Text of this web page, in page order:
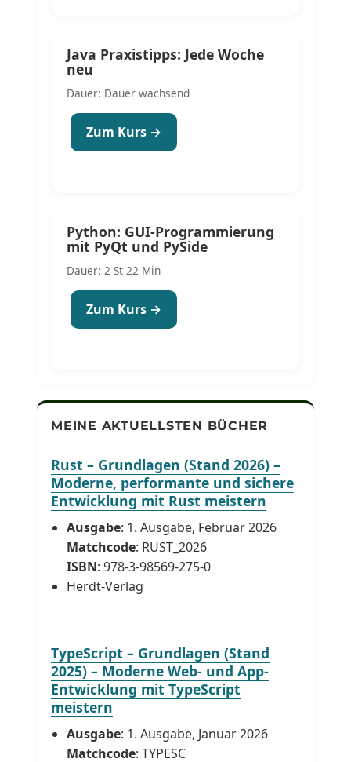
Java Praxistipps: Jede Woche
neu
Dauer: Dauer wachsend
Zum Kurs →
Python: GUI-Programmierung
mit PyQt und PySide
Dauer: 2 St 22 Min
Zum Kurs →
MEINE AKTUELLSTEN BÜCHER
Rust – Grundlagen (Stand 2026) –
Moderne, performante und sichere
Entwicklung mit Rust meistern
Ausgabe: 1. Ausgabe, Februar 2026
Matchcode: RUST_2026
ISBN: 978-3-98569-275-0
Herdt-Verlag
TypeScript – Grundlagen (Stand
2025) – Moderne Web- und App-
Entwicklung mit TypeScript
meistern
Ausgabe: 1. Ausgabe, Januar 2026
Matchcode: TYPESC